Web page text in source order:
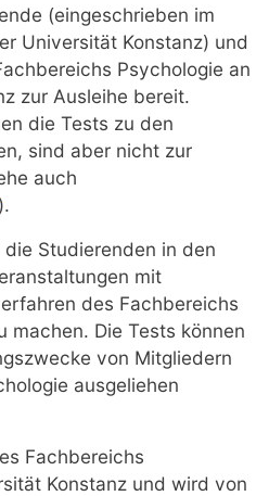
(eingeschrieben im
Universität Konstanz) und
Psychologie an
zur Ausleihe bereit.
die Tests zu den
sind aber nicht zur
auch
).
Studierenden in den
mit
des Fachbereichs
machen. Die Tests können
von Mitgliedern
ausgeliehen
Fachbereichs
Konstanz und wird von